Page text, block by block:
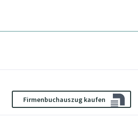
Firmenbuchauszug kaufen